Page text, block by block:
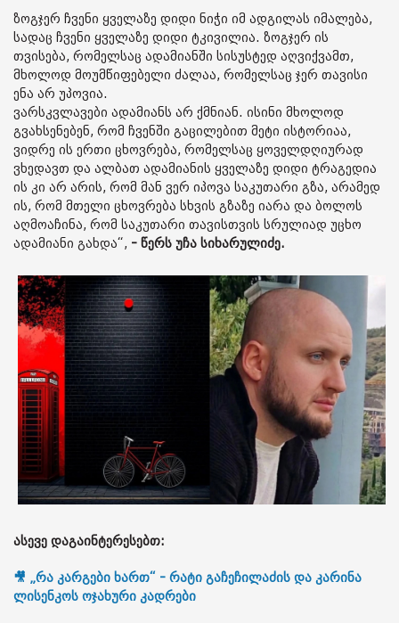
ზოგჯერ ჩვენი ყველაზე დიდი ნიჭი იმ ადგილას იმალება,
სადაც ჩვენი ყველაზე დიდი ტკივილია. ზოგჯერ ის
თვისება, რომელსაც ადამიანში სისუსტედ აღვიქვამთ,
მხოლოდ მოუმწიფებელი ძალაა, რომელსაც ჯერ თავისი
ენა არ უპოვია.
ვარსკვლავები ადამიანს არ ქმნიან. ისინი მხოლოდ
გვახსენებენ, რომ ჩვენში გაცილებით მეტი ისტორიაა,
ვიდრე ის ერთი ცხოვრება, რომელსაც ყოველდღიურად
ვხედავთ და ალბათ ადამიანის ყველაზე დიდი ტრაგედია
ის კი არ არის, რომ მან ვერ იპოვა საკუთარი გზა, არამედ
ის, რომ მთელი ცხოვრება სხვის გზაზე იარა და ბოლოს
აღმოაჩინა, რომ საკუთარი თავისთვის სრულიად უცხო
ადამიანი გახდა“, - წერს უჩა სიხარულიძე.
ასევე დაგაინტერესებთ:
🎥 „რა კარგები ხართ“ - რატი გაჩეჩილაძის და კარინა
ლისენკოს ოჯახური კადრები